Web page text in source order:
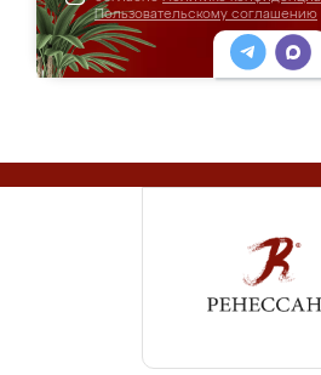
Пользовательскому соглашению